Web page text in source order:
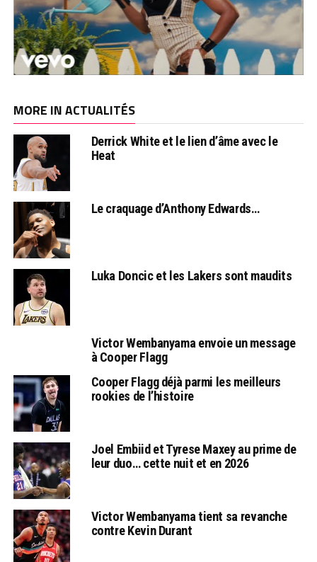
MORE IN ACTUALITÉS
Derrick White et le lien d’âme avec le
Heat
Le craquage d’Anthony Edwards…
Luka Doncic et les Lakers sont maudits
Victor Wembanyama envoie un message
à Cooper Flagg
Cooper Flagg déjà parmi les meilleurs
rookies de l’histoire
Joel Embiid et Tyrese Maxey au prime de
leur duo… cette nuit et en 2026
Victor Wembanyama tient sa revanche
contre Kevin Durant